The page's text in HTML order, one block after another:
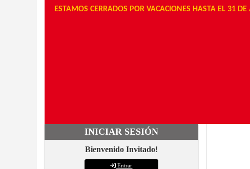
ESTAMOS CERRADOS POR VACACIONES HASTA EL 31
INICIAR SESIÓN
Bienvenido Invitado!
Entrar